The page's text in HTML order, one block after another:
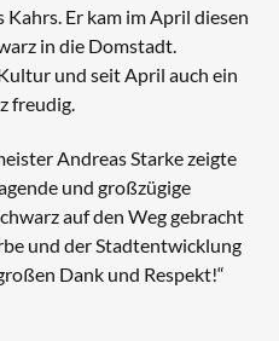
Er kam im April diesen
in die Domstadt.
und seit April auch ein
freudig.
Andreas Starke zeigte
und großzügige
auf den Weg gebracht
und der Stadtentwicklung
Dank und Respekt!“